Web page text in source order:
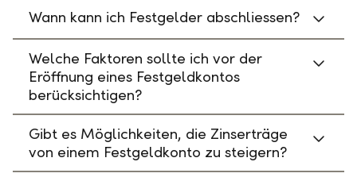
Wann kann ich Festgelder abschliessen?
Welche Faktoren sollte ich vor der
Eröffnung eines Festgeldkontos
berücksichtigen?
Gibt es Möglichkeiten, die Zinserträge
von einem Festgeldkonto zu steigern?